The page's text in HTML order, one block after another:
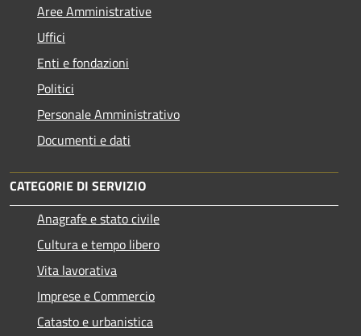
Aree Amministrative
Uffici
Enti e fondazioni
Politici
Personale Amministrativo
Documenti e dati
CATEGORIE DI SERVIZIO
Anagrafe e stato civile
Cultura e tempo libero
Vita lavorativa
Imprese e Commercio
Catasto e urbanistica